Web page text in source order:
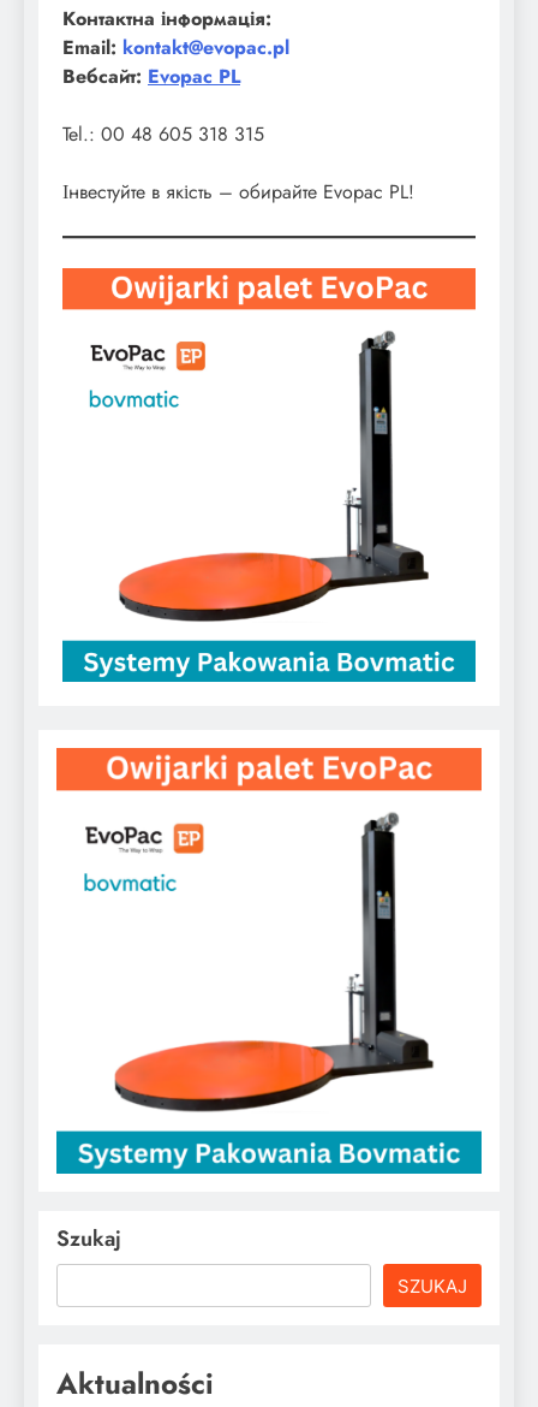
Контактна інформація:
Email: kontakt@evopac.pl
Вебсайт: Evopac PL
Tel.: 00 48 605 318 315
Інвестуйте в якість – обирайте Evopac PL!
Szukaj
SZUKAJ
Aktualności